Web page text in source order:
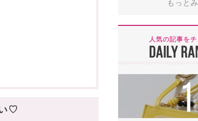
♡
もっと
人気の記事をチ
DAILY
1